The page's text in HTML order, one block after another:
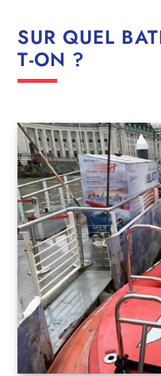
SUR QUEL
T-ON ?